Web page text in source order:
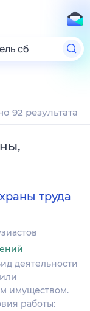
сб
92 результата
труда
деятельности
имуществом.
работы: